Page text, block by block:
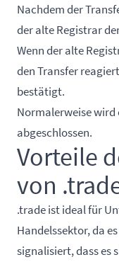
Nachdem der
der alte Registrar
Wenn der alte
den Transfer
bestätigt.
Normalerweise wird
abgeschlossen.
Vorteile
von
.trade ist ideal für
Handelssektor, da
signalisiert, dass es